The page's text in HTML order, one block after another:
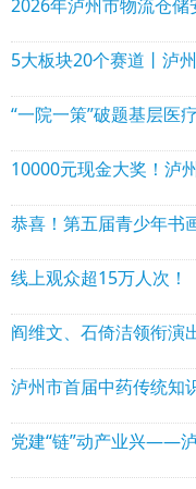
2026年泸州市物流仓